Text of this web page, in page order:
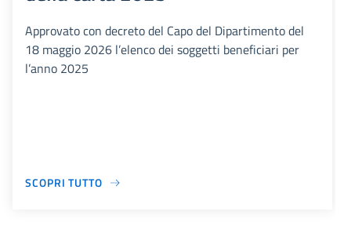
Approvato con decreto del Capo del Dipartimento del
18 maggio 2026 l’elenco dei soggetti beneficiari per
l’anno 2025
SCOPRI TUTTO